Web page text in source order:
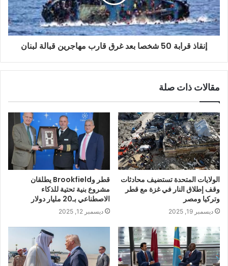
إنقاذ قرابة 50 شخصا بعد غرق قارب مهاجرين قبالة لبنان
مقالات ذات صلة
الولايات المتحدة تستضيف محادثات
وقف إطلاق النار في غزة مع قطر
وتركيا ومصر
ديسمبر 19, 2025
قطر وBrookfield يطلقان
مشروع بنية تحتية للذكاء
الاصطناعي بـ20 مليار دولار
ديسمبر 12, 2025